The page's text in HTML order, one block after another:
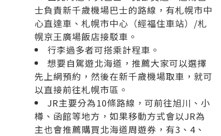
士負責新千歲機場巴士的路線，有札幌市中
心直達車、札幌市中心（經福住車站）/札
幌京王廣場飯店接駁車。
行李過多者可搭乘計程車。
想要自駕遊北海道 ，推薦大家可以選擇
先上網預約，然後在新千歲機場取車，就可
以直接前往札幌市區。
JR主要分為10條路線，可前往旭川、 小
樽 、 函館等地方，如果移動方式會以JR為
主也會推薦購買北海道周遊券，有3、4、